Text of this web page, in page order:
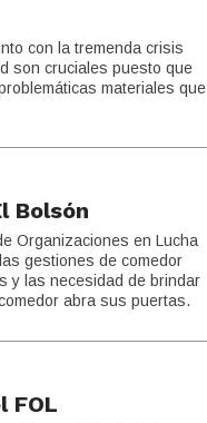
con la tremenda crisis
son cruciales puesto que
materiales que
Bolsón
Organizaciones en Lucha
gestiones de comedor
y las necesidad de brindar
abra sus puertas.
FOL